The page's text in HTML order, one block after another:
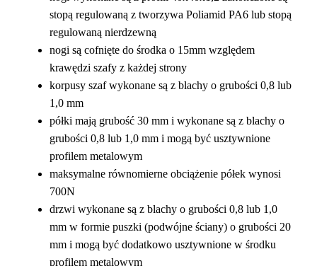
stopą regulowaną z tworzywa Poliamid PA6 lub stopą
regulowaną nierdzewną
nogi są cofnięte do środka o 15mm względem
krawędzi szafy z każdej strony
korpusy szaf wykonane są z blachy o grubości 0,8 lub
1,0 mm
półki mają grubość 30 mm i wykonane są z blachy o
grubości 0,8 lub 1,0 mm i mogą być usztywnione
profilem metalowym
maksymalne równomierne obciążenie półek wynosi
700N
drzwi wykonane są z blachy o grubości 0,8 lub 1,0
mm w formie puszki (podwójne ściany) o grubości 20
mm i mogą być dodatkowo usztywnione w środku
profilem metalowym